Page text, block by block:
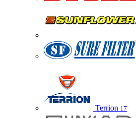
Terrion 17